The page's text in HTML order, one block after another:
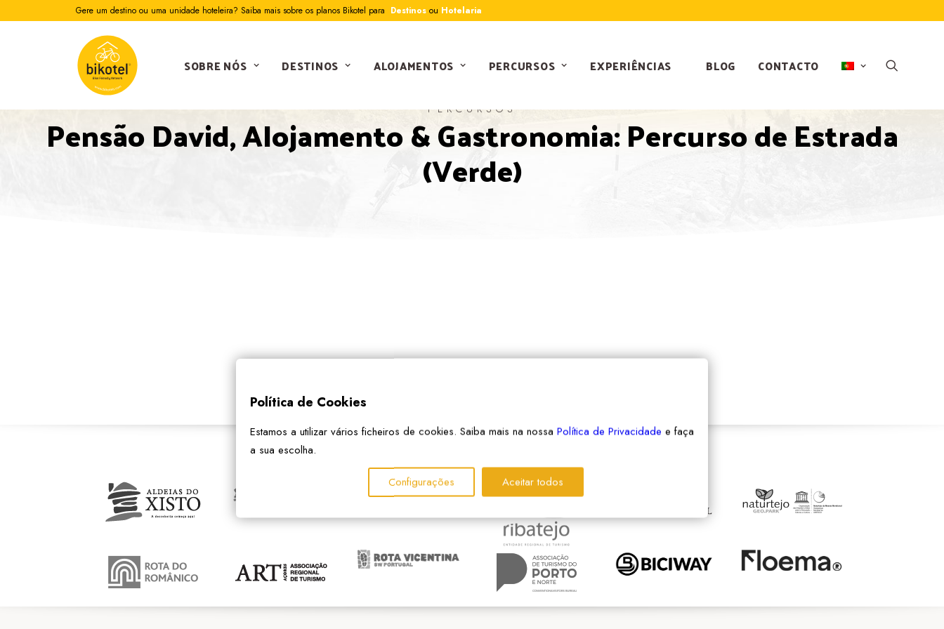
Gere um destino ou uma unidade hoteleira? Saiba mais sobre os planos Bikotel para Destinos ou Hotelaria
SOBRE NÓS DESTINOS ALOJAMENTOS PERCURSOS EXPERIÊNCIAS BLOG CONTACTO
PERCURSOS
Pensão David, Alojamento & Gastronomia: Percurso de Estrada
(Verde)
Política de Cookies
Estamos a utilizar vários ficheiros de cookies. Saiba mais na nossa Política de Privacidade e faça
a sua escolha.
Configurações Aceitar todos